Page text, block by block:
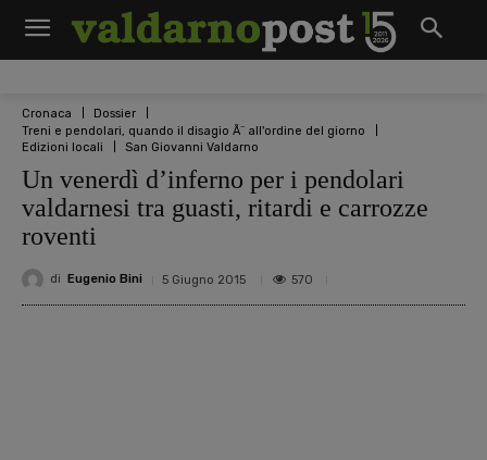
Cronaca
Dossier
Treni e pendolari, quando il disagio Ã¨ all'ordine del giorno
Edizioni locali
San Giovanni Valdarno
Un venerdì d’inferno per i pendolari
valdarnesi tra guasti, ritardi e carrozze
roventi
di Eugenio Bini 5 Giugno 2015 570